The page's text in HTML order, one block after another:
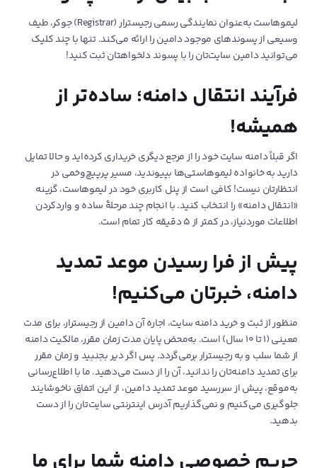
لیموهاست به‌عنوان نمایندگی رسمی رجیسترار (Registrar) جوکر، طیف
وسیعی از پسوندهای موجود دامین را ارائه می‌کند. تنها با چند کلیک
می‌توانید دامین سایت‌تان را با پسوند دلخواهتان ثبت کنید!
فرآیند انتقال دامنه؛ ساده‌تر از
همیشه!
اگر قبلاً دامنه سایت خود را از مرجع دیگری خریداری کرده‌اید و حالا تمایل
دارید به خانواده لیموهاستی‌ها بپیوندید، مسیر پرپیچ‌وخمی در
انتظارتان نیست! کافی است از پنل کاربری خود در لیموهاست، گزینه
«انتقال دامنه» را انتخاب کنید. با انجام چند مرحلۀ ساده و واردکردن
اطلاعات موردنیاز، در کمتر از 5 دقیقه کار تمام است.
پیش از فرا رسیدن موعد تمدید
دامنه، خبرتان می‌‌کنیم!
منظور از ثبت و خرید دامنه سایت، اجاره آن دامین از رجیسترار، برای مدت
معینی (۱ تا ۱۰ سال) است. به‌محض پایان مدت زمان مقرر، مالکیت دامنه
از شما سلب و به رجیسترار برمی‌گردد. پس اگر دیر بجنبید و زمان مقرر
برای تمدید دامنه‌تان را ندانید، آن را از دست می‌دهید. ما با اطلاع‌رسانی
به‌موقع، پیش از سررسید موعد تمدید دامین، از این اتفاق ناخوشایند
جلوگیری می‌‌کنیم و نمی‌گذاریم آدرس اینترنتی سایت‌تان را از دست
بدهید.
حریم خصوصی دامنه شما برای ما